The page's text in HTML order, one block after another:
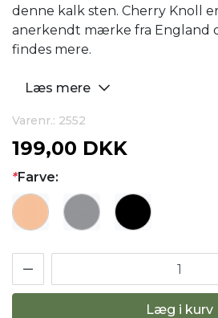
denne kalk sten. Cherry Knoll
anerkendt mærke fra England
findes mere.
Læs mere
Varenr.: 2552
199,00 DKK
*Farve:
Læg i kurv